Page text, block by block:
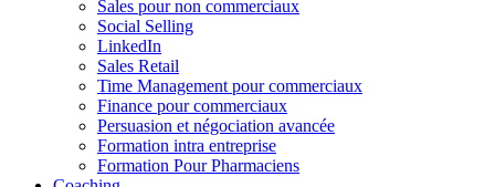
Sales pour non commerciaux
Social Selling
LinkedIn
Sales Retail
Time Management pour commerciaux
Finance pour commerciaux
Persuasion et négociation avancée
Formation intra entreprise
Formation Pour Pharmaciens